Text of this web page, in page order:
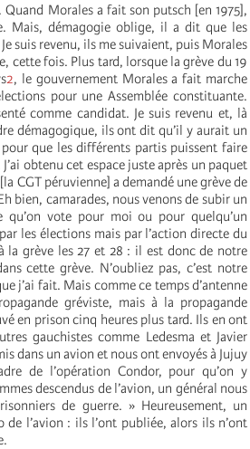
Quand Morales a fait son putsch [en 1975],
Mais, démagogie oblige, il a dit que les
suis revenu, ils me suivaient, puis Morales
cette fois. Plus tard, lorsque la grève du 19
2, le gouvernement Morales a fait marche
pour une Assemblée constituante.
comme candidat. Je suis revenu et, là
démagogique, ils ont dit qu’il y aurait un
que les différents partis puissent faire
obtenu cet espace juste après un paquet
[la CGTpéruvienne] a demandé une grève de
bien, camarades, nous venons de subir un
vote pour moi ou pour quelqu’un
les élections mais par l’action directe du
la grève les 27 et 28 : il est donc de notre
cette grève. N’oubliez pas, c’est notre
j’ai fait. Mais comme ce temps d’antenne
gréviste, mais à la propagande
en prison cinq heures plus tard. Ils en ont
gauchistes comme Ledesma et Javier
dans un avion et nous ont envoyés à Jujuy
de l’opération Condor, pour qu’on y
descendus de l’avion, un général nous
de guerre. » Heureusement, un
l’avion : ils l’ont publiée, alors ils n’ont